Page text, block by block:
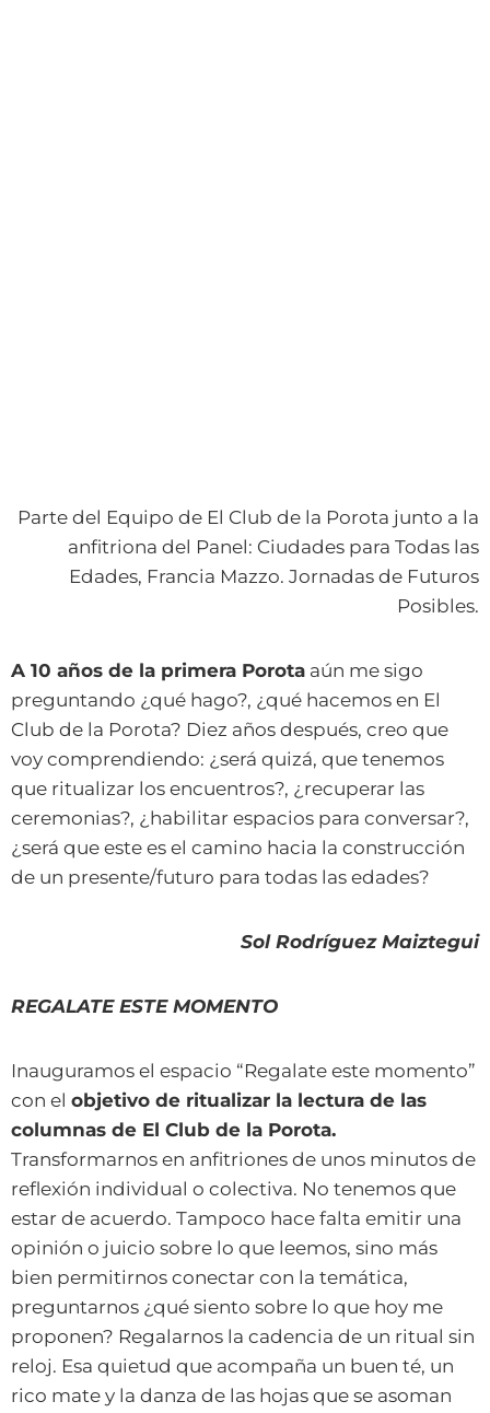
Parte del Equipo de El Club de la Porota junto a la
anfitriona del Panel: Ciudades para Todas las
Edades, Francia Mazzo. Jornadas de Futuros
Posibles.
A 10 años de la primera Porota aún me sigo
preguntando ¿qué hago?, ¿qué hacemos en El
Club de la Porota? Diez años después, creo que
voy comprendiendo: ¿será quizá, que tenemos
que ritualizar los encuentros?, ¿recuperar las
ceremonias?, ¿habilitar espacios para conversar?,
¿será que este es el camino hacia la construcción
de un presente/futuro para todas las edades?
Sol Rodríguez Maiztegui
REGALATE ESTE MOMENTO
Inauguramos el espacio “Regalate este momento”
con el objetivo de ritualizar la lectura de las
columnas de El Club de la Porota.
Transformarnos en anfitriones de unos minutos de
reflexión individual o colectiva. No tenemos que
estar de acuerdo. Tampoco hace falta emitir una
opinión o juicio sobre lo que leemos, sino más
bien permitirnos conectar con la temática,
preguntarnos ¿qué siento sobre lo que hoy me
proponen? Regalarnos la cadencia de un ritual sin
reloj. Esa quietud que acompaña un buen té, un
rico mate y la danza de las hojas que se asoman